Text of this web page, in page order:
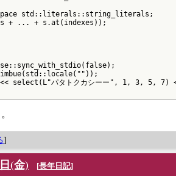
std::literals::string_literals;
+ ... + s.at(indexes));
select(L"パタトクカシーー", 1, 3, 5, 7)
]
(金) [長年日記]